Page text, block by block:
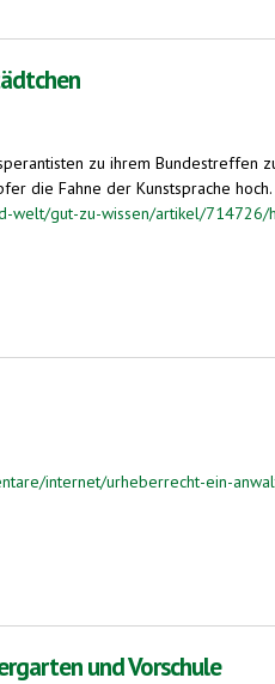
zu ihrem
die Fahne der Kunstsprache hoch.
welt/gut-zu-wissen/artikel/714726/
internet/urheberrecht-ein-
und Vorschule